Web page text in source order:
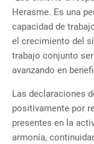
Herasme. Es una
capacidad de
el crecimiento del
trabajo conjunto
avanzando en
Las declaraciones
positivamente por
presentes en la
armonía,